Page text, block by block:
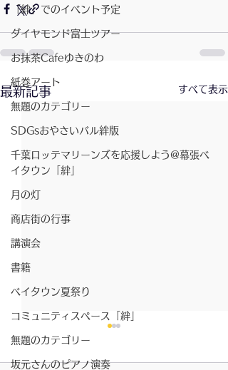
「絆」でのイベント予定
ダイヤモンド富士ツアー
お抹茶Cafeゆきのわ
紙巻アート
無題のカテゴリー
SDGsおやさいバル絆版
千葉ロッテマリーンズを応援しよう@幕張ベ
イタウン「絆」
月の灯
商店街の行事
講演会
書籍
ベイタウン夏祭り
コミュニティスペース「絆」
無題のカテゴリー
坂元さんのピアノ演奏
最新記事 すべて表示